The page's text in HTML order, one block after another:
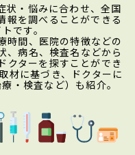
状・悩みに合わせ、全国
報を調べることができる
です。
時間、医院の特徴などの
、病名、検査名などから
クターを探すことができ
材に基づき、ドクターに
・検査など）も紹介。